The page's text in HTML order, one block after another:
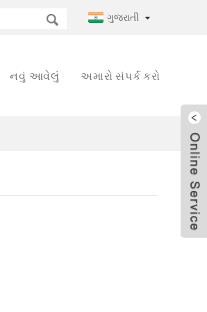
ગુજરાતી
નવું આવેલું અમારો સંપર્ક કરો